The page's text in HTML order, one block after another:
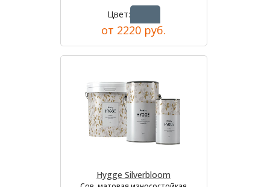
Цвет:
от 2220 руб.
Hygge Silverbloom